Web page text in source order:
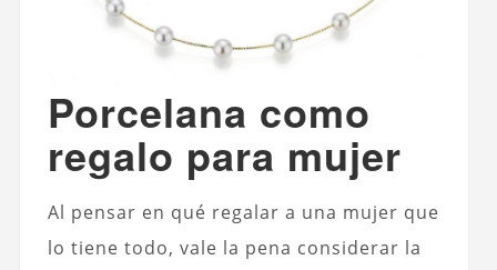
Porcelana como
regalo para mujer
Al pensar en qué regalar a una mujer que
lo tiene todo, vale la pena considerar la